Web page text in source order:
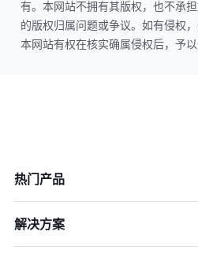
有。本网站不拥有其版权，也不承
的版权归属问题或争议。如有侵权，
本网站有权在核实确属侵权后，予以
热门产品
解决方案